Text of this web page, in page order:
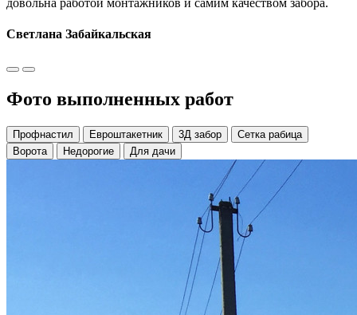
Светлана Забайкальская
Фото выполненных работ
Профнастил Евроштакетник 3Д забор
Сетка рабица
Ворота
Недорогие Для дачи